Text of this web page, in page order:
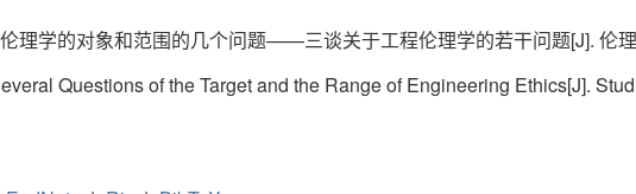
理学的对象和范围的几个问题——三谈关于工程伦理学的若干问题[J]. 伦
Questions of the Target and the Range of Engineering Ethics[J].